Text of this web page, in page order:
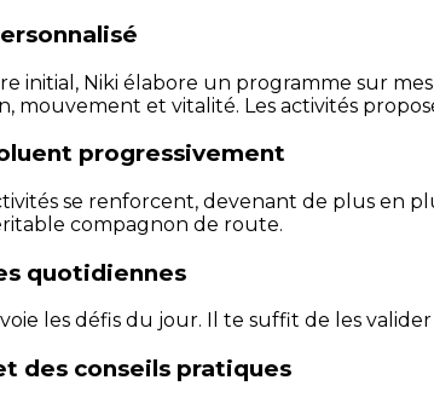
initial, Niki élabore un programme sur
mouvement et vitalité. Les activités
progressivement
se renforcent, devenant de plus en
compagnon de route.
quotidiennes
les défis du jour. Il te suffit de les
des conseils pratiques